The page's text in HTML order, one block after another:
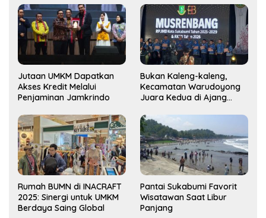
Jutaan UMKM Dapatkan
Akses Kredit Melalui
Penjaminan Jamkrindo
Bukan Kaleng-kaleng,
Kecamatan Warudoyong
Juara Kedua di Ajang
2025
Rumah BUMN di INACRAFT
2025: Sinergi untuk UMKM
Berdaya Saing Global
Pantai Sukabumi Favorit
Wisatawan Saat Libur
Panjang